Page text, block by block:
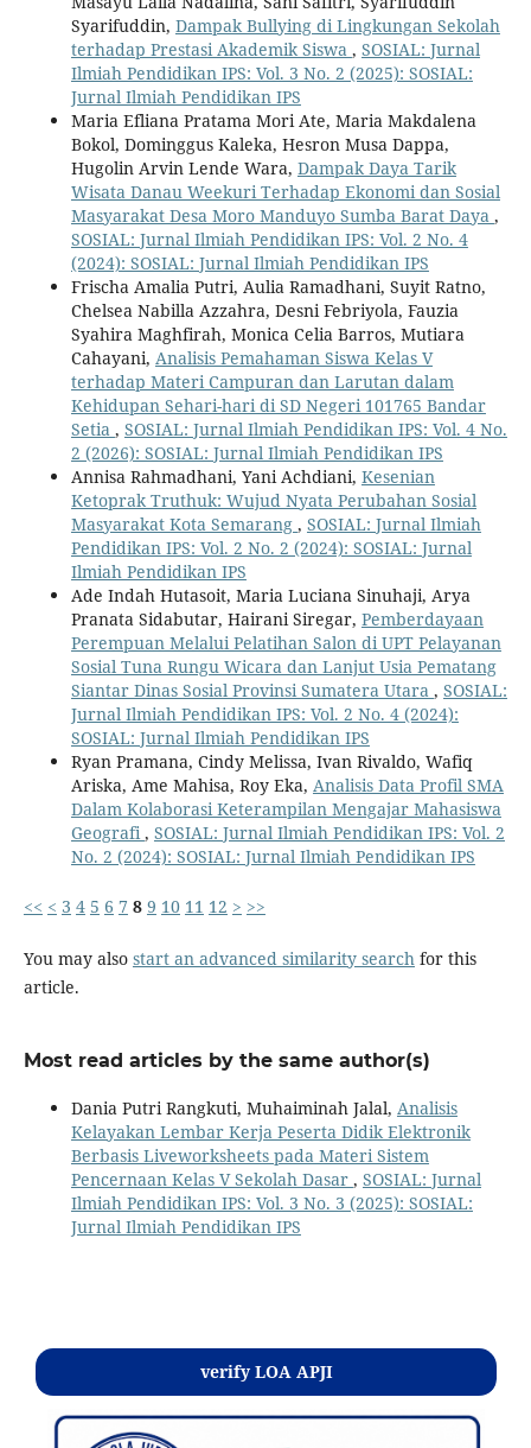
Syarifuddin, Dampak Bullying di Lingkungan Sekolah
terhadap Prestasi Akademik Siswa , SOSIAL: Jurnal
Ilmiah Pendidikan IPS: Vol. 3 No. 2 (2025): SOSIAL:
Jurnal Ilmiah Pendidikan IPS
Maria Efliana Pratama Mori Ate, Maria Makdalena
Bokol, Dominggus Kaleka, Hesron Musa Dappa,
Hugolin Arvin Lende Wara, Dampak Daya Tarik
Wisata Danau Weekuri Terhadap Ekonomi dan Sosial
Masyarakat Desa Moro Manduyo Sumba Barat Daya ,
SOSIAL: Jurnal Ilmiah Pendidikan IPS: Vol. 2 No. 4
(2024): SOSIAL: Jurnal Ilmiah Pendidikan IPS
Frischa Amalia Putri, Aulia Ramadhani, Suyit Ratno,
Chelsea Nabilla Azzahra, Desni Febriyola, Fauzia
Syahira Maghfirah, Monica Celia Barros, Mutiara
Cahayani, Analisis Pemahaman Siswa Kelas V
terhadap Materi Campuran dan Larutan dalam
Kehidupan Sehari-hari di SD Negeri 101765 Bandar
Setia , SOSIAL: Jurnal Ilmiah Pendidikan IPS: Vol. 4 No.
2 (2026): SOSIAL: Jurnal Ilmiah Pendidikan IPS
Annisa Rahmadhani, Yani Achdiani, Kesenian
Ketoprak Truthuk: Wujud Nyata Perubahan Sosial
Masyarakat Kota Semarang , SOSIAL: Jurnal Ilmiah
Pendidikan IPS: Vol. 2 No. 2 (2024): SOSIAL: Jurnal
Ilmiah Pendidikan IPS
Ade Indah Hutasoit, Maria Luciana Sinuhaji, Arya
Pranata Sidabutar, Hairani Siregar, Pemberdayaan
Perempuan Melalui Pelatihan Salon di UPT Pelayanan
Sosial Tuna Rungu Wicara dan Lanjut Usia Pematang
Siantar Dinas Sosial Provinsi Sumatera Utara , SOSIAL:
Jurnal Ilmiah Pendidikan IPS: Vol. 2 No. 4 (2024):
SOSIAL: Jurnal Ilmiah Pendidikan IPS
Ryan Pramana, Cindy Melissa, Ivan Rivaldo, Wafiq
Ariska, Ame Mahisa, Roy Eka, Analisis Data Profil SMA
Dalam Kolaborasi Keterampilan Mengajar Mahasiswa
Geografi , SOSIAL: Jurnal Ilmiah Pendidikan IPS: Vol. 2
No. 2 (2024): SOSIAL: Jurnal Ilmiah Pendidikan IPS
<< < 3 4 5 6 7 8 9 10 11 12 > >>
You may also start an advanced similarity search for this
article.
Most read articles by the same author(s)
Dania Putri Rangkuti, Muhaiminah Jalal, Analisis
Kelayakan Lembar Kerja Peserta Didik Elektronik
Berbasis Liveworksheets pada Materi Sistem
Pencernaan Kelas V Sekolah Dasar , SOSIAL: Jurnal
Ilmiah Pendidikan IPS: Vol. 3 No. 3 (2025): SOSIAL:
Jurnal Ilmiah Pendidikan IPS
verify LOA APJI